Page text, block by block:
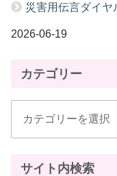
災害用伝言ダイ
2026-06-19
カテゴリー
サイト内検索